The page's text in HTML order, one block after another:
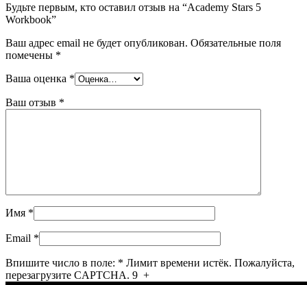
Будьте первым, кто оставил отзыв на “Academy Stars 5
Workbook”
Ваш адрес email не будет опубликован. Обязательные поля
помечены *
Ваша оценка *
Ваш отзыв *
Имя *
Email *
Впишите число в поле: * Лимит времени истёк. Пожалуйста,
перезагрузите CAPTCHA. 9 +